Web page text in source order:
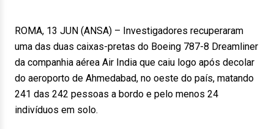
ROMA, 13 JUN (ANSA) – Investigadores recuperaram
uma das duas caixas-pretas do Boeing 787-8 Dreamliner
da companhia aérea Air India que caiu logo após decolar
do aeroporto de Ahmedabad, no oeste do país, matando
241 das 242 pessoas a bordo e pelo menos 24
indivíduos em solo.